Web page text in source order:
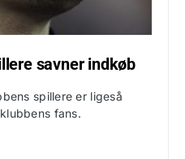
savner indkøb
spillere er ligeså
fans.